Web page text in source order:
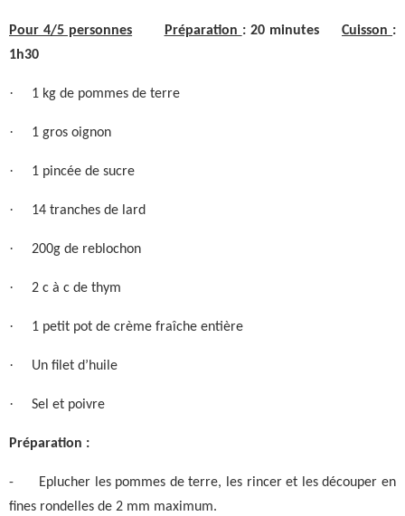
Pour 4/5 personnes Préparation : 20 minutes Cuisson :
1h30
· 1 kg de pommes de terre
· 1 gros oignon
· 1 pincée de sucre
· 14 tranches de lard
· 200g de reblochon
· 2 c à c de thym
· 1 petit pot de crème fraîche entière
· Un filet d’huile
· Sel et poivre
Préparation :
-
Eplucher les pommes de terre, les rincer et les découper en
fines rondelles de 2 mm maximum.